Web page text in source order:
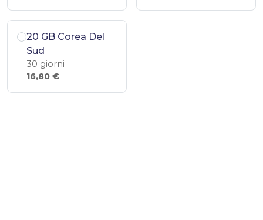
20 GB Corea Del
Sud
30 giorni
16,80 €